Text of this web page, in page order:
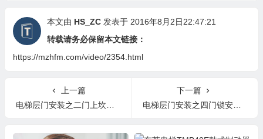
本文由 HS_ZC发表于 2016年8月2日22:47:21
转载请务必保留本文链接：
https://mzhfm.com/video/2354.html
上一篇
电梯层门安装之二门上坎的安装
下一篇
电梯层门安装之四门锁安装及调整